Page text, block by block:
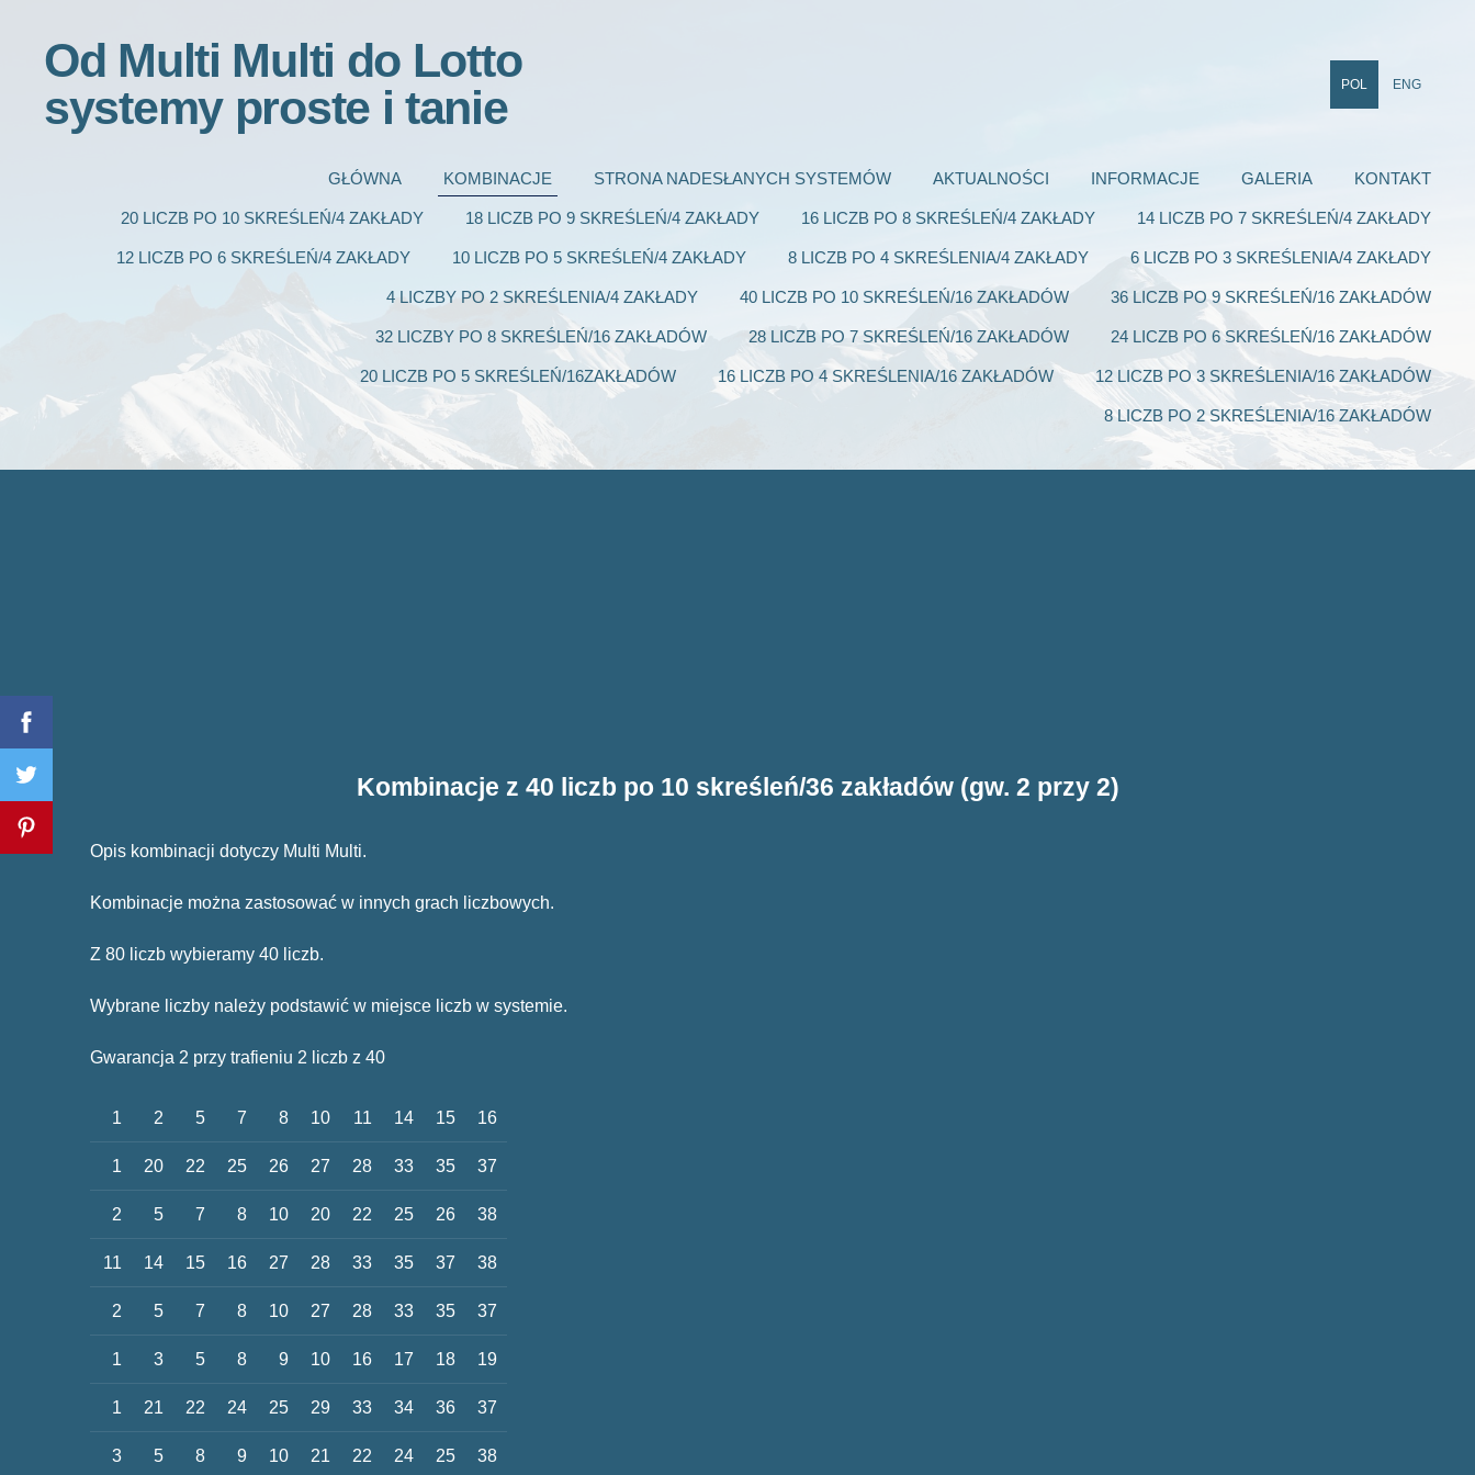
Od Multi Multi do Lotto
systemy proste i tanie
GŁÓWNA KOMBINACJE STRONA NADESŁANYCH SYSTEMÓW AKTUALNOŚCI INFORMACJE GALERIA KONTAKT
20 LICZB PO 10 SKREŚLEŃ/4 ZAKŁADY 18 LICZB PO 9 SKREŚLEŃ/4 ZAKŁADY 16 LICZB PO 8 SKREŚLEŃ/4 ZAKŁADY 14 LICZB PO 7 SKREŚLEŃ/4 ZAKŁADY
12 LICZB PO 6 SKREŚLEŃ/4 ZAKŁADY 10 LICZB PO 5 SKREŚLEŃ/4 ZAKŁADY 8 LICZB PO 4 SKREŚLENIA/4 ZAKŁADY 6 LICZB PO 3 SKREŚLENIA/4 ZAKŁADY
4 LICZBY PO 2 SKREŚLENIA/4 ZAKŁADY 40 LICZB PO 10 SKREŚLEŃ/16 ZAKŁADÓW 36 LICZB PO 9 SKREŚLEŃ/16 ZAKŁADÓW
32 LICZBY PO 8 SKREŚLEŃ/16 ZAKŁADÓW 28 LICZB PO 7 SKREŚLEŃ/16 ZAKŁADÓW 24 LICZB PO 6 SKREŚLEŃ/16 ZAKŁADÓW
20 LICZB PO 5 SKREŚLEŃ/16ZAKŁADÓW 16 LICZB PO 4 SKREŚLENIA/16 ZAKŁADÓW 12 LICZB PO 3 SKREŚLENIA/16 ZAKŁADÓW
8 LICZB PO 2 SKREŚLENIA/16 ZAKŁADÓW
POL ENG
Kombinacje z 40 liczb po 10 skreśleń/36 zakładów (gw. 2 przy 2)
Opis kombinacji dotyczy Multi Multi.
Kombinacje można zastosować w innych grach liczbowych.
Z 80 liczb wybieramy 40 liczb.
Wybrane liczby należy podstawić w miejsce liczb w systemie.
Gwarancja 2 przy trafieniu 2 liczb z 40
1 2 5 7 8 10 11 14 15 16
1 20 22 25 26 27 28 33 35 37
2 5 7 8 10 20 22 25 26 38
11 14 15 16 27 28 33 35 37 38
2 5 7 8 10 27 28 33 35 37
1 3 5 8 9 10 16 17 18 19
1 21 22 24 25 29 33 34 36 37
3 5 8 9 10 21 22 24 25 38